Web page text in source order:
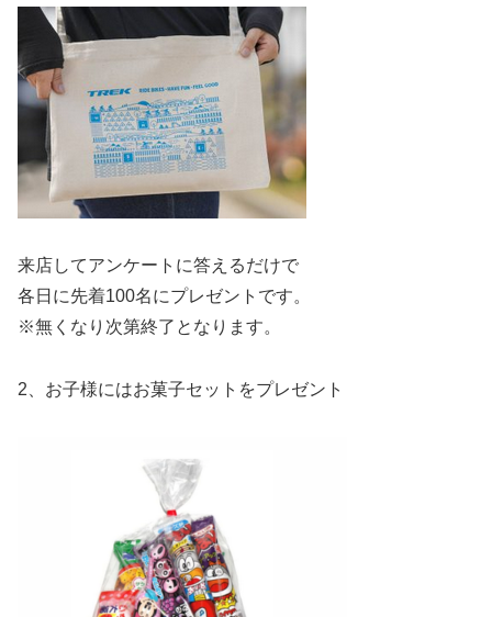
来店してアンケートに答えるだけで
各日に先着100名にプレゼントです。
※無くなり次第終了となります。
2、お子様にはお菓子セットをプレゼント